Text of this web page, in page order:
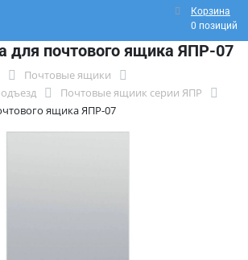
Корзина
0 позиций
для почтового ящика ЯПР-07
Почтовые ящики
Почтовые ящиик серии ЯПР
ящика ЯПР-07